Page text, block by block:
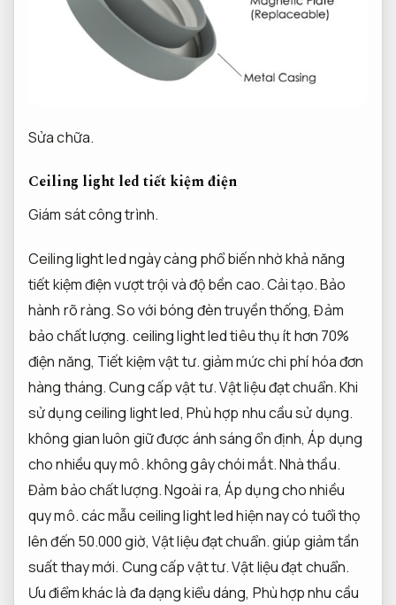
Sửa chữa.
Ceiling light led tiết kiệm điện
Giám sát công trình.
Ceiling light led ngày càng phổ biến nhờ khả năng
tiết kiệm điện vượt trội và độ bền cao.Cải tạo.Bảo
hành rõ ràng.So với bóng đèn truyền thống,Đảm
bảo chất lượng. ceiling light led tiêu thụ ít hơn 70%
điện năng, Tiết kiệm vật tư.giảm mức chi phí hóa đơn
hàng tháng.Cung cấp vật tư.Vật liệu đạt chuẩn.Khi
sử dụng ceiling light led, Phù hợp nhu cầu sử dụng.
không gian luôn giữ được ánh sáng ổn định,Áp dụng
cho nhiều quy mô.không gây chói mắt.Nhà thầu.
Đảm bảo chất lượng.Ngoài ra,Áp dụng cho nhiều
quy mô.các mẫu ceiling light led hiện nay có tuổi thọ
lên đến 50.000 giờ, Vật liệu đạt chuẩn.giúp giảm tần
suất thay mới. Cung cấp vật tư.Vật liệu đạt chuẩn.
Ưu điểm khác là đa dạng kiểu dáng, Phù hợp nhu cầu